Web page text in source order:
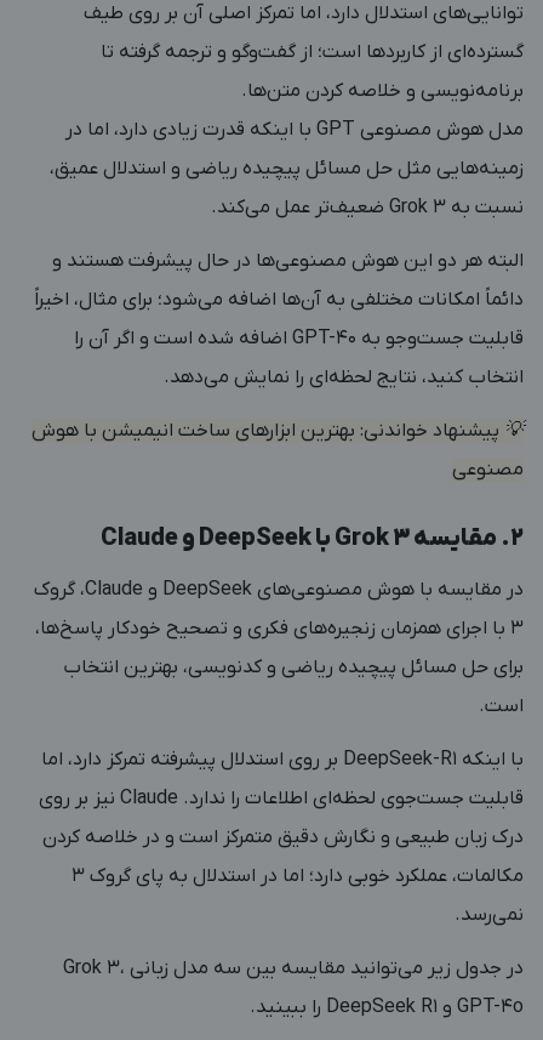
توانایی‌های استدلال دارد، اما تمرکز اصلی آن بر روی طیف
گسترده‌ای از کاربردها است؛ از گفت‌و‌گو و ترجمه گرفته تا
برنامه‌نویسی و خلاصه کردن متن‌ها.
مدل هوش مصنوعی GPT با اینکه قدرت زیادی دارد، اما در
زمینه‌هایی مثل حل مسائل پیچیده ریاضی و استدلال عمیق،
نسبت به Grok 3 ضعیف‌تر عمل می‌کند.
البته هر دو این هوش مصنوعی‌ها در حال پیشرفت هستند و
دائماً امکانات مختلفی به آن‌ها اضافه می‌شود؛ برای مثال، اخیراً
قابلیت جست‌وجو به GPT-40 اضافه شده است و اگر آن را
انتخاب کنید، نتایج لحظه‌ای را نمایش می‌دهد.
💡 پیشنهاد خواندنی: بهترین ابزارهای ساخت انیمیشن با هوش
مصنوعی
2. مقایسه Grok 3 با DeepSeek و Claude
در مقایسه با هوش‌ مصنوعی‌های DeepSeek و Claude، گروک
3 با اجرای همزمان زنجیره‌های فکری و تصحیح خودکار پاسخ‌ها،
برای حل مسائل پیچیده ریاضی و کدنویسی، بهترین انتخاب
است.
با اینکه DeepSeek-R1 بر روی استدلال پیشرفته تمرکز دارد، اما
قابلیت جست‌جوی لحظه‌ای اطلاعات را ندارد. Claude نیز بر روی
درک زبان طبیعی و نگارش دقیق متمرکز است و در خلاصه کردن
مکالمات، عملکرد خوبی دارد؛ اما در استدلال به پای گروک 3
نمی‌رسد.
در جدول زیر می‌توانید مقایسه بین سه مدل زبانی Grok 3،
GPT-4o و DeepSeek R1 را ببینید.